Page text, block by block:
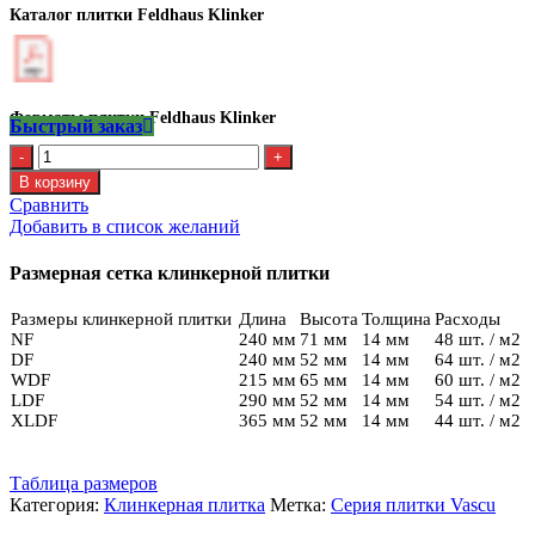
Каталог плитки Feldhaus Klinker
Форматы плитки Feldhaus Klinker
Быстрый заказ
Количество
Клинкерная
плитка
Feldhaus
R
LDF14
В корзину
Сравнить
Добавить в список желаний
Размерная сетка клинкерной плитки
Размеры клинкерной плитки Длина ВысотаТолщинаРасходы
NF
240 мм 71 мм 14 мм
48 шт. / м2
DF
240 мм 52 мм 14 мм
64 шт. / м2
WDF
215 мм 65 мм 14 мм
60 шт. / м2
LDF
290 мм 52 мм 14 мм
54 шт. / м2
XLDF
365 мм 52 мм 14 мм 44 шт. / м2
Таблица размеров
Категория: Клинкерная плитка Метка: Серия плитки Vascu